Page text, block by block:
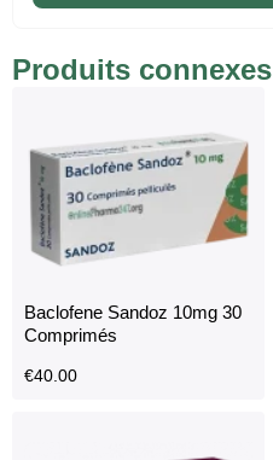
Produits connexes
Baclofene Sandoz 10mg 30
Comprimés
€40.00